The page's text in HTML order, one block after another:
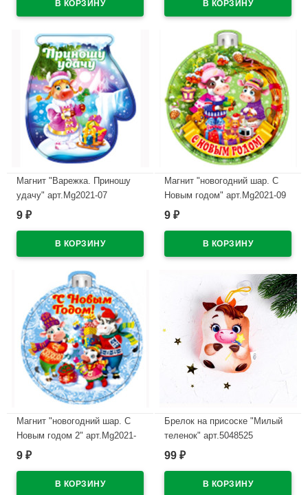
Магнит "Варежка. Приношу
удачу" арт.Mg2021-07
9 ₽
Магнит "новогодний шар. С
Новым годом" арт.Mg2021-09
9 ₽
Магнит "новогодний шар. С
Новым годом 2" арт.Mg2021-
10
9 ₽
Брелок на присоске "Милый
теленок" арт.5048525
В наличии
99 ₽